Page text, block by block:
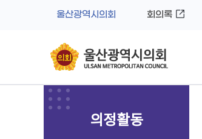
울산광역시의회 회의록
의정활동